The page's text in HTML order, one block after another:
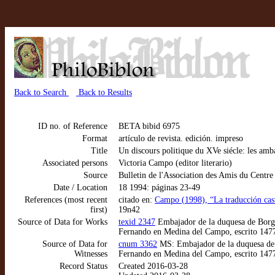
Back to Search Back to Results
ID no. of Reference
BETA bibid 6975
Format
artículo de revista. edición. impreso
Title
Un discours politique du XVe siécle: les
Associated persons
Victoria Campo (editor literario)
Source
Bulletin de l'Association des Amis du Centre
Date / Location
18 1994: páginas 23-49
References (most recent
first)
citado en: Campo (1998), “La traducción
19n42
Source of Data for Works
texid 2347 Embajador de la duquesa de
Fernando en Medina del Campo, escrito
Source of Data for
Witnesses
cnum 3362 MS: Embajador de la duquesa
Fernando en Medina del Campo, escrito
Record Status
Created 2016-03-28